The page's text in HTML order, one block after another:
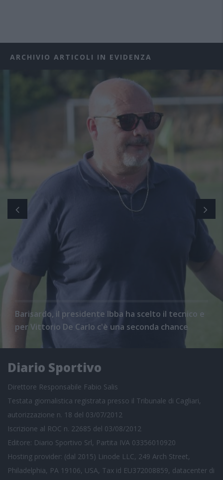
ARCHIVIO ARTICOLI IN EVIDENZA
Barisardo, il presidente Ibba ha scelto il tecnico e
per Vittorio De Carlo c'è una seconda chance
Diario Sportivo
Direttore Responsabile Fabio Salis
Testata giornalistica registrata presso il Tribunale di Cagliari,
autorizzazione n. 18 del 03/07/2012
Iscrizione al ROC n. 22685 del 03/08/2012
Editore: Diario Sportivo Srl, Partita IVA 03356010920
Hosting provider: (dal 2015) Linode LLC, 249 Arch Street,
Philadelphia, PA 19106, USA, Tax id EU372008859, datacenter di